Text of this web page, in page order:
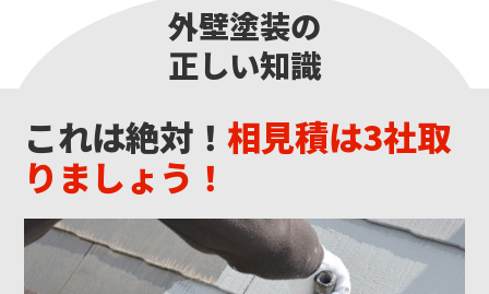
外壁塗装の
正しい知識
これは絶対！相見積は3社取
りましょう！